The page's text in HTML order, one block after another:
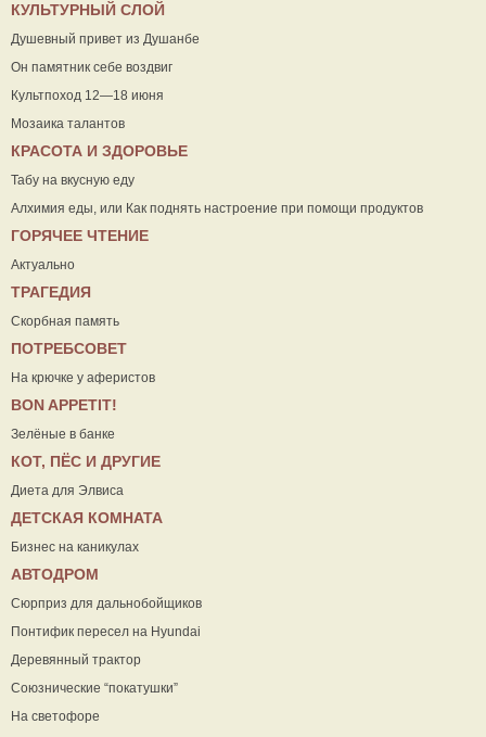
КУЛЬТУРНЫЙ СЛОЙ
Душевный привет из Душанбе
Он памятник себе воздвиг
Культпоход 12—18 июня
Мозаика талантов
КРАСОТА И ЗДОРОВЬЕ
Табу на вкусную еду
Алхимия еды, или Как поднять настроение при помощи продуктов
ГОРЯЧЕЕ ЧТЕНИЕ
Актуально
ТРАГЕДИЯ
Скорбная память
ПОТРЕБСОВЕТ
На крючке у аферистов
ВON APPETIT!
Зелёные в банке
КОТ, ПЁС И ДРУГИЕ
Диета для Элвиса
ДЕТСКАЯ КОМНАТА
Бизнес на каникулах
АВТОДРОМ
Сюрприз для дальнобойщиков
Понтифик пересел на Hyundai
Деревянный трактор
Союзнические “покатушки”
На светофоре